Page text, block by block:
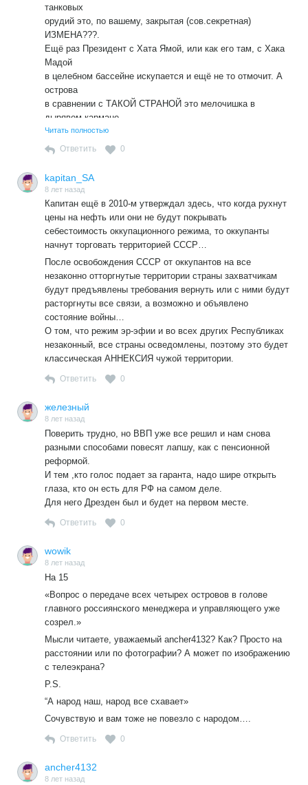
Вот что значит вербовать уголовников во внутренние
оккупанты.., они в отместку за угрозу конфискации их
наворованных и спрятанных в западных банках капиталов
и обнуления «статуса» демонстративно раздают
территории РСФСР китайцам и всем, кто попросит…
А зомбированный Советский народ всё в «непонятки»
играет…
танковых
орудий это, по вашему, закрытая (сов.секретная)
ИЗМЕНА???.
Ещё раз Президент с Хата Ямой, или как его там, с Хака
Мадой
в целебном бассейне искупается и ещё не то отмочит. А
острова
в сравнении с ТАКОЙ СТРАНОЙ это мелочишка в
дырявом кармане
алкаша. Хотя потеря она всегда потеря, не зависимо от
размера.
Читать полностью
Ответить 0
kapitan_SA
8 лет назад
Капитан ещё в 2010-м утверждал здесь, что когда рухнут
цены на нефть или они не будут покрывать
себестоимость оккупационного режима, то оккупанты
начнут торговать территорией СССР…
После освобождения СССР от оккупантов на все
незаконно отторгнутые территории страны захватчикам
будут предъявлены требования вернуть или с ними будут
расторгнуты все связи, а возможно и объявлено
состояние войны…
О том, что режим эр-эфии и во всех других Республиках
незаконный, все страны осведомлены, поэтому это будет
классическая АННЕКСИЯ чужой территории.
Ответить 0
железный
8 лет назад
Поверить трудно, но ВВП уже все решил и нам снова
разными способами повесят лапшу, как с пенсионной
реформой.
И тем ,кто голос подает за гаранта, надо шире открыть
глаза, кто он есть для РФ на самом деле.
Для него Дрезден был и будет на первом месте.
Ответить 0
wowik
8 лет назад
На 15
«Вопрос о передаче всех четырех островов в голове
главного россиянского менеджера и управляющего уже
созрел.»
Мысли читаете, уважаемый ancher4132? Как? Просто на
расстоянии или по фотографии? А может по изображению
с телеэкрана?
P.S.
“А народ наш, народ все схавает»
Сочувствую и вам тоже не повезло с народом….
Ответить 0
ancher4132
8 лет назад